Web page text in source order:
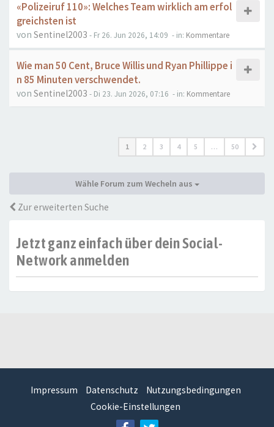
«Polizeiruf 110»: Welches Team wirklich am erfol
greichsten ist
von Sentinel2003 - Fr 26. Jun 2026, 14:09 - in: Kommentare
Wie man 50 Cent, Bruce Willis und Ryan Phillippe i
n 85 Minuten verschwendet.
von Sentinel2003 - Di 23. Jun 2026, 07:16 - in: Kommentare
1 2 3 4 5 … 50
Wähle Forum zum Wecheln aus
Zur erweiterten Suche
Jetzt ganz einfach über dein Social-
Network anmelden
Impressum Datenschutz
Nutzungsbedingungen
Cookie-Einstellungen